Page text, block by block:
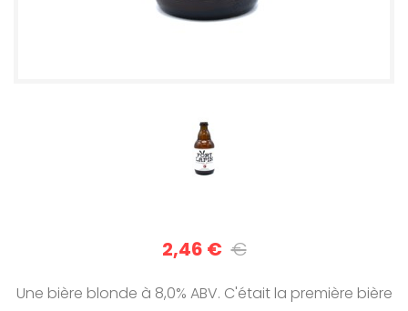
2,46 € €
Une bière blonde à 8,0% ABV. C'était la première bière